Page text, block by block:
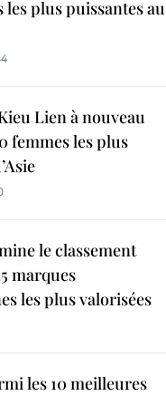
les plus puissantes au
Lien à nouveau
femmes les plus
le classement
marques
les plus valorisées
les 10 meilleures